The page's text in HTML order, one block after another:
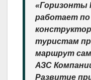
«Горизонты
работает по
туристам
маршрут
АЗС
Развитие